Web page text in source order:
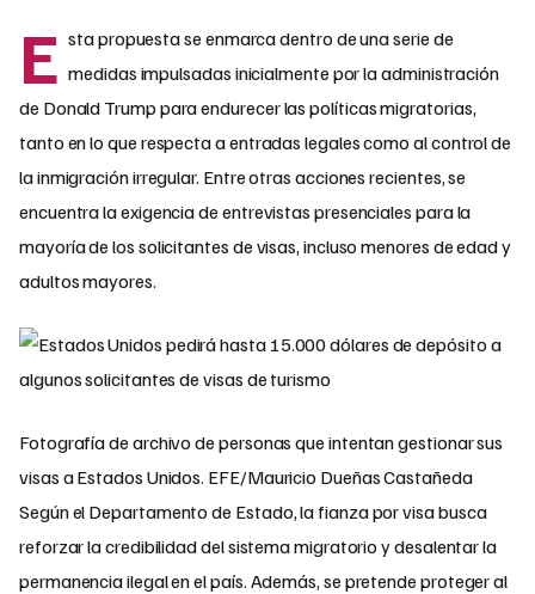
E sta propuesta se enmarca dentro de una serie de
medidas impulsadas inicialmente por la administración
de Donald Trump para endurecer las políticas migratorias,
tanto en lo que respecta a entradas legales como al control de
la inmigración irregular. Entre otras acciones recientes, se
encuentra la exigencia de entrevistas presenciales para la
mayoría de los solicitantes de visas, incluso menores de edad y
adultos mayores.
Fotografía de archivo de personas que intentan gestionar sus
visas a Estados Unidos. EFE/Mauricio Dueñas Castañeda
Según el Departamento de Estado, la fianza por visa busca
reforzar la credibilidad del sistema migratorio y desalentar la
permanencia ilegal en el país. Además, se pretende proteger al